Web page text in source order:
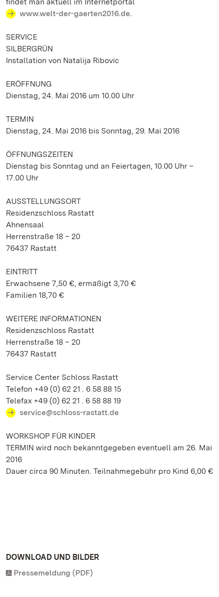
www.welt-der-gaerten2016.de.
SERVICE
SILBERGRÜN
Installation von Natalija Ribovic
ERÖFFNUNG
Dienstag, 24. Mai 2016 um 10.00 Uhr
TERMIN
Dienstag, 24. Mai 2016 bis Sonntag, 29. Mai 2016
ÖFFNUNGSZEITEN
Dienstag bis Sonntag und an Feiertagen, 10.00 Uhr –
17.00 Uhr
AUSSTELLUNGSORT
Residenzschloss Rastatt
Ahnensaal
Herrenstraße 18 – 20
76437 Rastatt
EINTRITT
Erwachsene 7,50 €, ermäßigt 3,70 €
Familien 18,70 €
WEITERE INFORMATIONEN
Residenzschloss Rastatt
Herrenstraße 18 – 20
76437 Rastatt
Service Center Schloss Rastatt
Telefon +49 (0) 62 21 . 6 58 88 15
Telefax +49 (0) 62 21 . 6 58 88 19
service@schloss-rastatt.de
WORKSHOP FÜR KINDER
TERMIN wird noch bekanntgegeben eventuell am 26. Mai
2016
Dauer circa 90 Minuten. Teilnahmegebühr pro Kind 6,00 €
DOWNLOAD UND BILDER
Pressemeldung (PDF)